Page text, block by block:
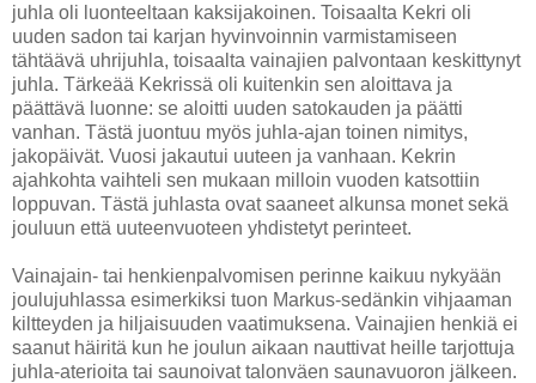
juhla oli luonteeltaan kaksijakoinen. Toisaalta Kekri oli
uuden sadon tai karjan hyvinvoinnin varmistamiseen
tähtäävä uhrijuhla, toisaalta vainajien palvontaan keskittynyt
juhla. Tärkeää Kekrissä oli kuitenkin sen aloittava ja
päättävä luonne: se aloitti uuden satokauden ja päätti
vanhan. Tästä juontuu myös juhla-ajan toinen nimitys,
jakopäivät. Vuosi jakautui uuteen ja vanhaan. Kekrin
ajahkohta vaihteli sen mukaan milloin vuoden katsottiin
loppuvan. Tästä juhlasta ovat saaneet alkunsa monet sekä
jouluun että uuteenvuoteen yhdistetyt perinteet.
Vainajain- tai henkienpalvomisen perinne kaikuu nykyään
joulujuhlassa esimerkiksi tuon Markus-sedänkin vihjaaman
kiltteyden ja hiljaisuuden vaatimuksena. Vainajien henkiä ei
saanut häiritä kun he joulun aikaan nauttivat heille tarjottuja
juhla-aterioita tai saunoivat talonväen saunavuoron jälkeen.